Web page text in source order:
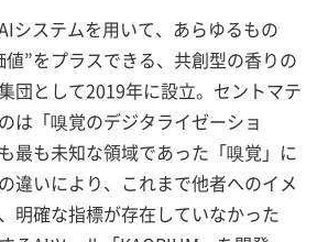
システムを用いて、あらゆるもの
値”をプラスできる、共創型の香りの
団として2019年に設立。セントマテ
は「嗅覚のデジタライゼーショ
最も未知な領域であった「嗅覚」に
違いにより、これまで他者へのイメ
明確な指標が存在していなかった